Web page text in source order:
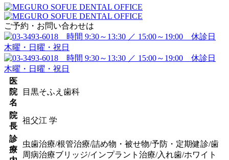
ご予約・お問い合わせは
医
院
名
目黒そふえ歯科
院
長
祖父江 学
診
療
虫歯治療/根管治療/詰め物・被せ物/予防・定期健診/歯
周病治療ブリッジ/インプラント治療/入れ歯/ホワイト